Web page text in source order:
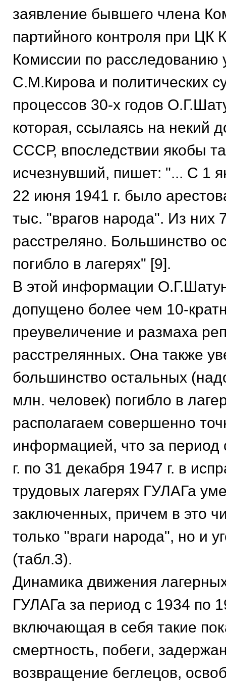
заявление бывшего члена
партийного контроля при ЦК
Комиссии по расследованию
С.М.Кирова и политических
процессов 30-х годов
которая, ссылаясь на некий
СССР, впоследствии якобы
исчезнувший, пишет: "... С 1
22 июня 1941 г. было
тыс. "врагов народа". Из них
расстреляно. Большинство
погибло в лагерях" [9].
В этой информации
допущено более чем 10-
преувеличение и размаха
расстрелянных. Она также
большинство остальных
млн. человек) погибло в
располагаем совершенно
информацией, что за период
г. по 31 декабря 1947 г. в
трудовых лагерях ГУЛАГа
заключенных, причем в это
только "враги народа", но и
(табл.3).
Динамика движения
ГУЛАГа за период с 1934 по
включающая в себя такие
смертность, побеги,
возвращение беглецов,